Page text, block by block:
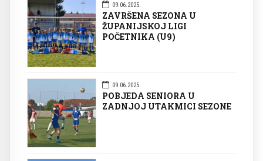
09.06.2025.
ZAVRŠENA SEZONA U
ŽUPANIJSKOJ LIGI
POČETNIKA (U9)
09.06.2025.
POBJEDA SENIORA U
ZADNJOJ UTAKMICI SEZONE